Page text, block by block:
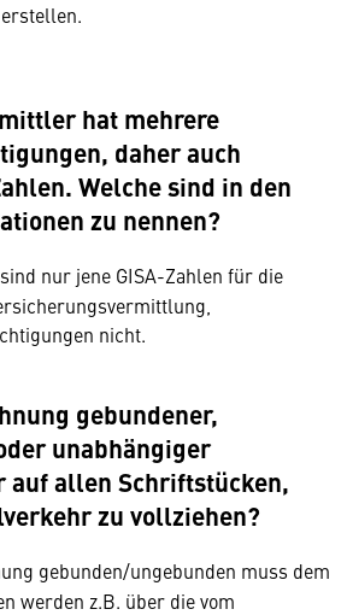
hat mehrere
daher auch
Welche sind in den
zu nennen?
nur jene GISA-Zahlen für die
nicht.
gebundener,
unabhängiger
allen Schriftstücken,
zu vollziehen?
gebunden/ungebunden muss dem
werden z.B. über die vom